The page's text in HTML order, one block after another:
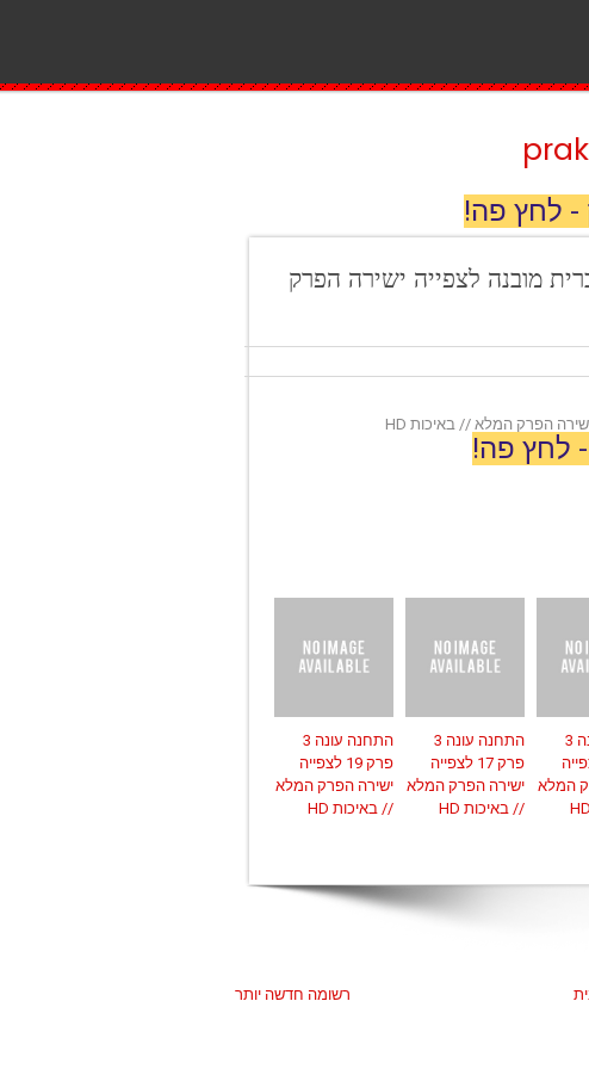
לחץ פה!
5 » תרגום בעברית מובנה לצפייה ישירה הפרק
לחץ פה!
התחנה עונה 3
פרק 19 לצפייה
ישירה הפרק המלא
// באיכות HD
התחנה עונה 3
פרק 17 לצפייה
ישירה הפרק המלא
// באיכות HD
התחנה עונה 3
לצפייה
המלא
רשומה חדשה יותר